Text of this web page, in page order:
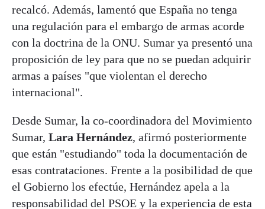
recalcó. Además, lamentó que España no tenga
una regulación para el embargo de armas acorde
con la doctrina de la ONU. Sumar ya presentó una
proposición de ley para que no se puedan adquirir
armas a países "que violentan el derecho
internacional".
Desde Sumar, la co-coordinadora del Movimiento
Sumar, Lara Hernández, afirmó posteriormente
que están "estudiando" toda la documentación de
esas contrataciones. Frente a la posibilidad de que
el Gobierno los efectúe, Hernández apela a la
responsabilidad del PSOE y la experiencia de esta